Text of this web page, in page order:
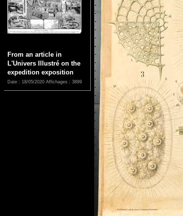
From an article in
L'Univers Illustré on the
expedition exposition
Date : 18/05/2020 Affichages : 3899